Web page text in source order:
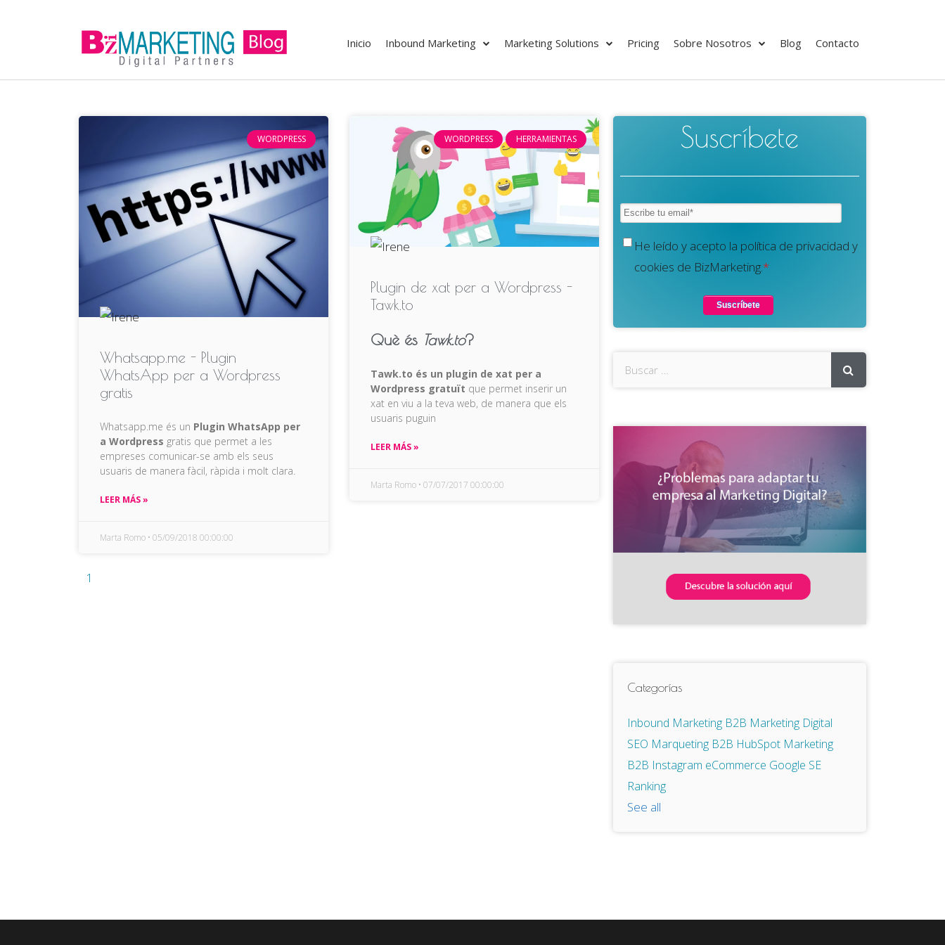
Inicio Inbound Marketing Marketing Solutions Pricing Sobre Nosotros Blog Contacto
WORDPRESS
Whatsapp.me - Plugin
WhatsApp per a Wordpress
gratis
Whatsapp.me és un Plugin WhatsApp per
a Wordpress gratis que permet a les
empreses comunicar-se amb els seus
usuaris de manera fàcil, ràpida i molt clara.
LEER MÁS »
Marta Romo 05/09/2018 00:00:00
WORDPRESS HERRAMIENTAS
Plugin de xat per a Wordpress -
Tawk.to
Què és Tawk.to?
Tawk.to és un plugin de xat per a
Wordpress gratuït que permet inserir un
xat en viu a la teva web, de manera que els
usuaris puguin
LEER MÁS »
Marta Romo 07/07/2017 00:00:00
1
Suscríbete
He leído y acepto la política de privacidad y
cookies de BizMarketing.*
Categorías
Inbound Marketing B2B Marketing Digital
SEO Marqueting B2B HubSpot Marketing
B2B Instagram eCommerce Google SE
Ranking
See all